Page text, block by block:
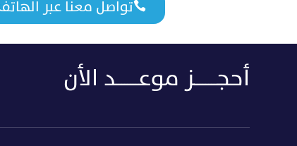
تواصل معنا عبر
أحجــــــــز موعــــــــد الأن